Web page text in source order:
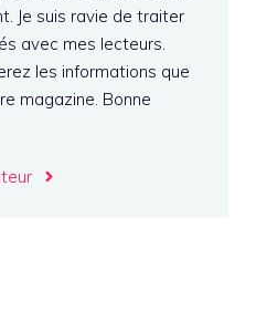
Je suis ravie de traiter
avec mes lecteurs.
les informations que
magazine. Bonne